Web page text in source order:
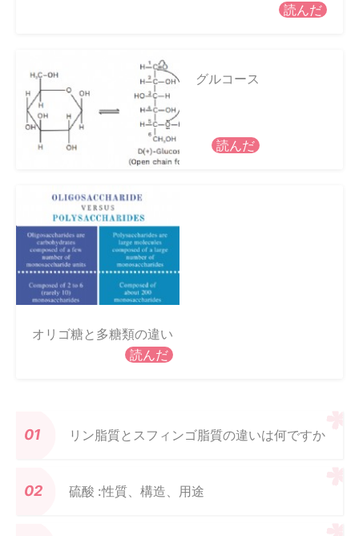
読んだ
グルコース
読んだ
オリゴ糖と多糖類の違い
読んだ
リン脂質とスフィンゴ脂質の違いは何ですか
硫酸 :性質、構造、用途